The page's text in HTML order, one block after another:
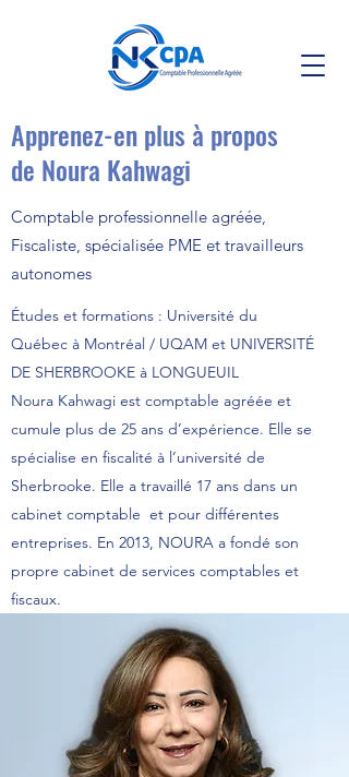
Apprenez-en plus à propos
de Noura Kahwagi
Comptable professionnelle agréée,
Fiscaliste, spécialisée PME et travailleurs
autonomes
Études et formations : Université du
Québec à Montréal / UQAM et UNIVERSITÉ
DE SHERBROOKE à LONGUEUIL
Noura Kahwagi est comptable agréée et
cumule plus de 25 ans d’expérience. Elle se
spécialise en fiscalité à l’université de
Sherbrooke. Elle a travaillé 17 ans dans un
cabinet comptable et pour différentes
entreprises. En 2013, NOURA a fondé son
propre cabinet de services comptables et
fiscaux.